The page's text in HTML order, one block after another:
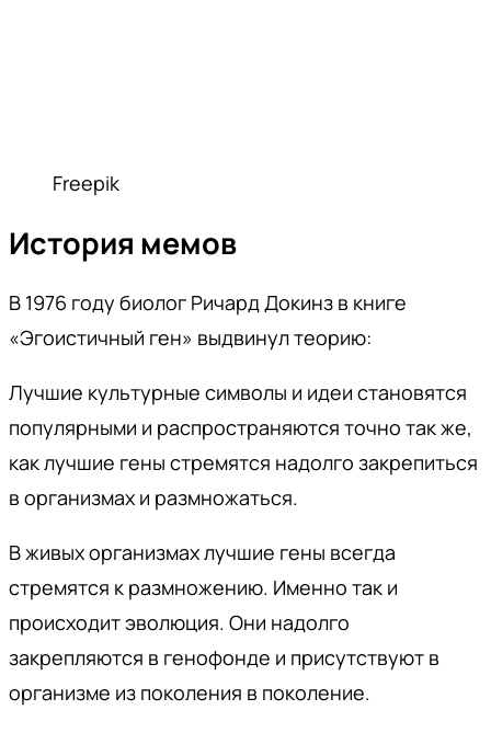
Freepik
История мемов
В 1976 году биолог Ричард Докинз в книге
«Эгоистичный ген» выдвинул теорию:
Лучшие культурные символы и идеи становятся
популярными и распространяются точно так же,
как лучшие гены стремятся надолго закрепиться
в организмах и размножаться.
В живых организмах лучшие гены всегда
стремятся к размножению. Именно так и
происходит эволюция. Они надолго
закрепляются в генофонде и присутствуют в
организме из поколения в поколение.